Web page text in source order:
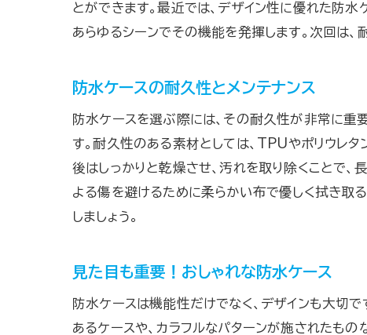
とができます。最近では、デザイン性に優れた防
あらゆるシーンでその機能を発揮します。次回は、
防水ケースの耐久性とメンテナンス
防水ケースを選ぶ際には、その耐久性が非常に重
す。耐久性のある素材としては、TPUやポリウレ
後はしっかりと乾燥させ、汚れを取り除くことで
よる傷を避けるために柔らかい布で優しく拭き取
しましょう。
見た目も重要！おしゃれな防水ケース
防水ケースは機能性だけでなく、デザインも大切で
あるケースや、カラフルなパターンが施されたもの